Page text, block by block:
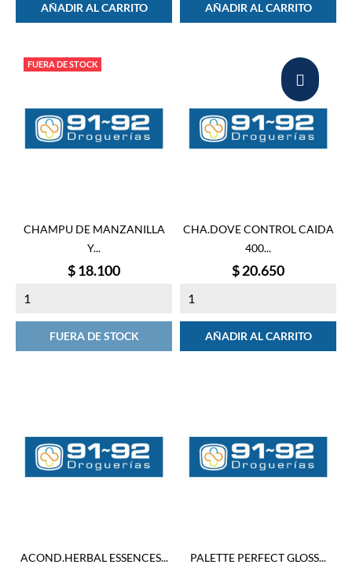
AÑADIR AL CARRITO AÑADIR AL CARRITO
CHAMPU DE MANZANILLA
Y...
Precio
$ 18.100
FUERA DE STOCK
FUERA DE STOCK
CHA.DOVE CONTROL CAIDA
400...
Precio
$ 20.650
AÑADIR AL CARRITO
ACOND.HERBAL ESSENCES... PALETTE PERFECT GLOSS...